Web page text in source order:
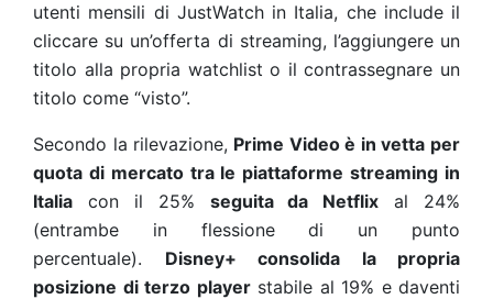
utenti mensili di JustWatch in Italia, che include il
cliccare su un’offerta di streaming, l’aggiungere un
titolo alla propria watchlist o il contrassegnare un
titolo come “visto”.
Secondo la rilevazione, Prime Video è in vetta per
quota di mercato tra le piattaforme streaming in
Italia con il 25% seguita da Netflix al 24%
(entrambe in flessione di un punto
percentuale). Disney+ consolida la propria
posizione di terzo playerstabile al 19% e daventi